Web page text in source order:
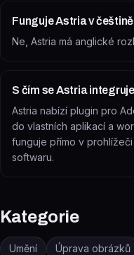
Funguje Astria v
Ne, Astria má anglické
S čím se Astria
Astria nabízí plugin pro
do vlastních aplikací a
funguje přímo v
softwaru.
Kategorie
Umění Úprava obrázků